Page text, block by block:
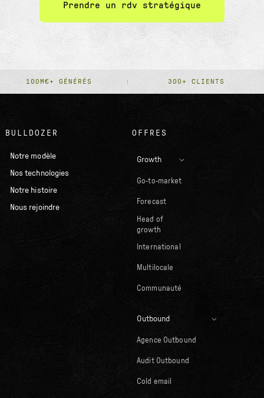
Prendre un rdv stratégique
100M€+ GÉNÉRÉS 300+ CLIENTS
BULLDOZER
Notre modèle
Nos technologies
Notre histoire
Nous rejoindre
OFFRES
Growth
Go-to-market
Forecast
Head of
growth
International
Multilocale
Communauté
Outbound
Agence Outbound
Audit Outbound
Cold email